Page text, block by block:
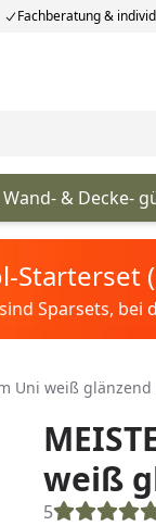
Fachberatung &
& Decke-
Starterset
Sparsets,
Uni weiß
weiß
5